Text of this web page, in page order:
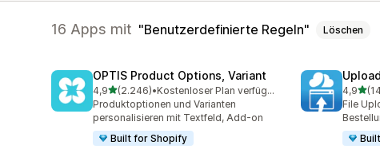
16 Apps mit Benutzerdefinierte Regeln Löschen
OPTIS Product Options, Variant
4,9von 5 Sternen
(2.246)
2246 Rezensionen insgesamt
•
Kostenloser Plan verfügbar
Produktoptionen und Varianten
personalisieren mit Textfeld, Add-on
Built for Shopify
4,9von
145
File